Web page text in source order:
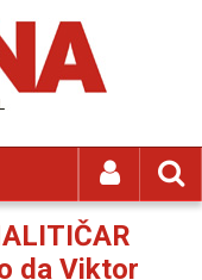
da Viktor